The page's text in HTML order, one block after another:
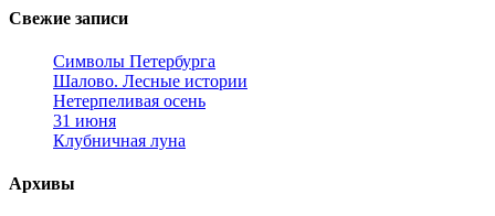
Свежие записи
Символы Петербурга
Шалово. Лесные истории
Нетерпеливая осень
31 июня
Клубничная луна
Архивы